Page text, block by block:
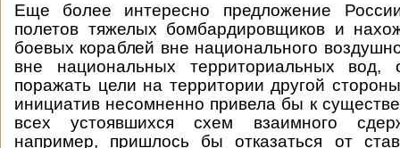
Еще более интересно предложение
полетов тяжелых бомбардировщиков и
боевых кораблей вне национального
вне национальных территориальных вод,
поражать цели на территории другой
инициатив несомненно привела бы к
всех устоявшихся схем взаимного
например, пришлось бы отказаться от